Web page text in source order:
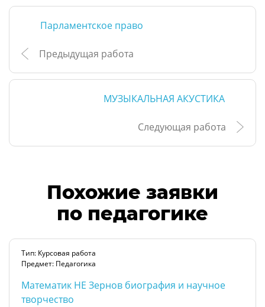
Парламентское право
Предыдущая работа
МУЗЫКАЛЬНАЯ АКУСТИКА
Следующая работа
Похожие заявки
по педагогике
Тип: Курсовая работа
Предмет: Педагогика
Математик НЕ Зернов биография и научное
творчество